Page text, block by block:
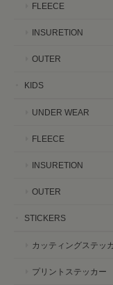
FLEECE
INSURETION
OUTER
KIDS
UNDER WEAR
FLEECE
INSURETION
OUTER
STICKERS
カッティングステッ
プリントステッカー